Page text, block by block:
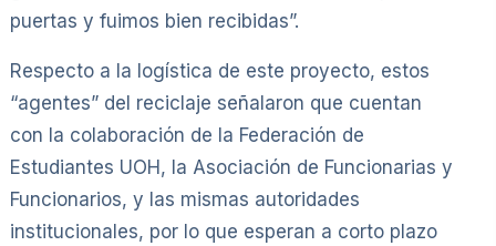
puertas y fuimos bien recibidas”.
Respecto a la logística de este proyecto, estos
“agentes” del reciclaje señalaron que cuentan
con la colaboración de la Federación de
Estudiantes UOH, la Asociación de Funcionarias y
Funcionarios, y las mismas autoridades
institucionales, por lo que esperan a corto plazo